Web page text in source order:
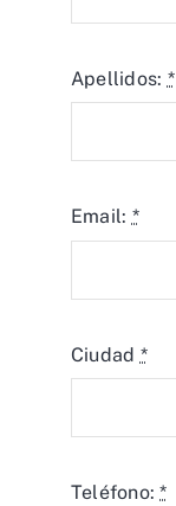
Apellidos: *
Email: *
Ciudad *
Teléfono:*